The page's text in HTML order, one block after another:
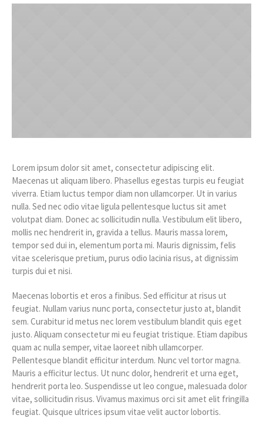
Lorem ipsum dolor sit amet, consectetur adipiscing elit.
Maecenas ut aliquam libero. Phasellus egestas turpis eu feugiat
viverra. Etiam luctus tempor diam non ullamcorper. Ut in varius
nulla. Sed nec odio vitae ligula pellentesque luctus sit amet
volutpat diam. Donec ac sollicitudin nulla. Vestibulum elit libero,
mollis nec hendrerit in, gravida a tellus. Mauris massa lorem,
tempor sed dui in, elementum porta mi. Mauris dignissim, felis
vitae scelerisque pretium, purus odio lacinia risus, at dignissim
turpis dui et nisi.
Maecenas lobortis et eros a finibus. Sed efficitur at risus ut
feugiat. Nullam varius nunc porta, consectetur justo at, blandit
sem. Curabitur id metus nec lorem vestibulum blandit quis eget
justo. Aliquam consectetur mi eu feugiat tristique. Etiam dapibus
quam ac nulla semper, vitae laoreet nibh ullamcorper.
Pellentesque blandit efficitur interdum. Nunc vel tortor magna.
Mauris a efficitur lectus. Ut nunc dolor, hendrerit et urna eget,
hendrerit porta leo. Suspendisse ut leo congue, malesuada dolor
vitae, sollicitudin risus. Vivamus maximus orci sit amet elit fringilla
feugiat. Quisque ultrices ipsum vitae velit auctor lobortis.